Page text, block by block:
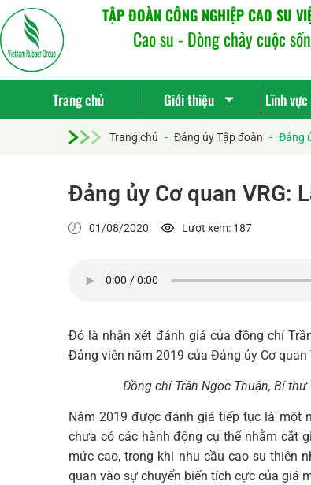
TẬP ĐOÀN CÔNG NGHIỆP CAO SU
Cao su - Dòng chảy cuộc
Trang chủ Giới thiệu Lĩnh
Trang chủ - Đảng ủy Tập đoàn - Đảng
Đảng ủy Cơ quan VRG:
01/08/2020 Lượt xem: 187
Đó là nhận xét đánh giá của đồng chí
Đảng viên năm 2019 của Đảng ủy Cơ
Đồng chí Trần Ngọc Thuận, Bí
Năm 2019 được đánh giá tiếp tục là một
chưa có các hành động cụ thể nhằm cắt
mức cao, trong khi nhu cầu cao su thiên
quan vào sự chuyển biến tích cực của giá